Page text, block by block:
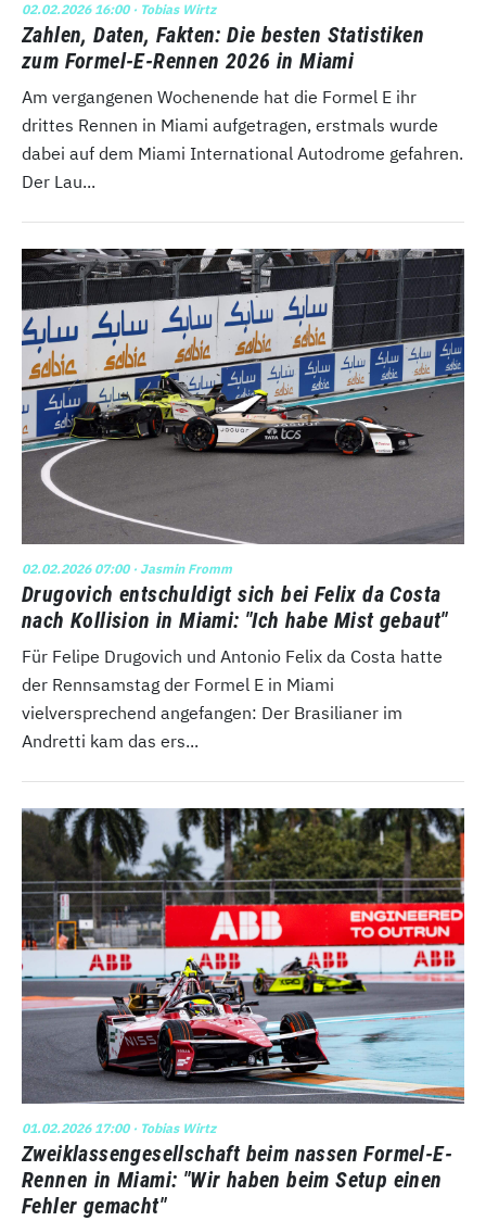
02.02.2026 16:00· Tobias Wirtz
Zahlen, Daten, Fakten: Die besten Statistiken
zum Formel-E-Rennen 2026 in Miami
Am vergangenen Wochenende hat die Formel E ihr
drittes Rennen in Miami aufgetragen, erstmals wurde
dabei auf dem Miami International Autodrome gefahren.
Der Lau...
02.02.2026 07:00· Jasmin Fromm
Drugovich entschuldigt sich bei Felix da Costa
nach Kollision in Miami: "Ich habe Mist gebaut"
Für Felipe Drugovich und Antonio Felix da Costa hatte
der Rennsamstag der Formel E in Miami
vielversprechend angefangen: Der Brasilianer im
Andretti kam das ers...
01.02.2026 17:00· Tobias Wirtz
Zweiklassengesellschaft beim nassen Formel-E-
Rennen in Miami: "Wir haben beim Setup einen
Fehler gemacht"